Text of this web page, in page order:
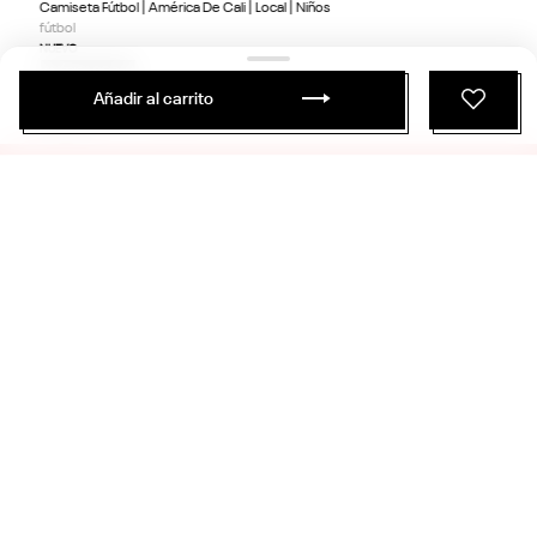
Camiseta Fútbol | América De Cali | Local | Niños
fútbol
NUEVO
AMÉRICA DE CALI
Añadir al carrito